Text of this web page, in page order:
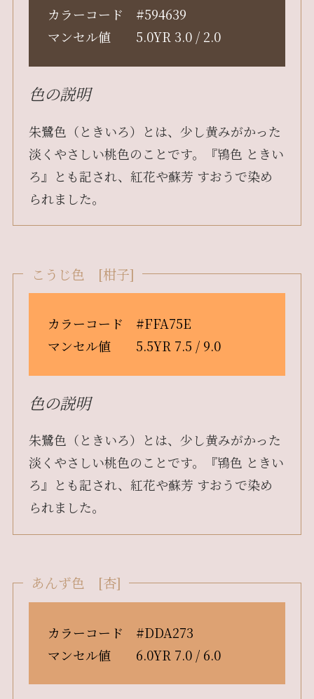
カラーコード #594639
マンセル値 5.0YR 3.0 / 2.0
色の説明
朱鷺色（ときいろ）とは、少し黄みがかった
淡くやさしい桃色のことです。『鴇色 ときい
ろ』とも記され、紅花や蘇芳 すおうで染め
られました。
こうじ色 [柑子]
カラーコード #FFA75E
マンセル値 5.5YR 7.5 / 9.0
色の説明
朱鷺色（ときいろ）とは、少し黄みがかった
淡くやさしい桃色のことです。『鴇色 ときい
ろ』とも記され、紅花や蘇芳 すおうで染め
られました。
あんず色 [杏]
カラーコード #DDA273
マンセル値 6.0YR 7.0 / 6.0